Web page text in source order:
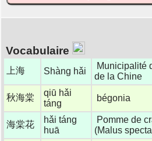
Vocabulaire
上海 Shàng hǎi
Municipalité
de la Chine
秋海棠
qiū hǎi
táng
bégonia
海棠花
hǎi táng
huā
Pomme de
(Malus